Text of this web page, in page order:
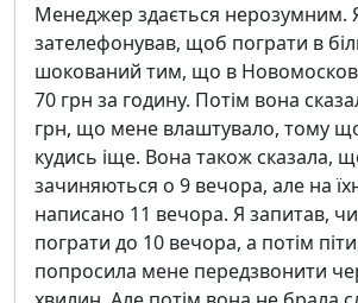
Менеджер здається нерозумним.
зателефонував, щоб пограти в
шокований тим, що в
70 грн за годину. Потім вона
грн, що мене влаштувало, тому що
кудись іще. Вона також сказала,
зачиняються о 9 вечора, але на
написано 11 вечора. Я запитав,
пограти до 10 вечора, а потім
попросила мене передзвонити